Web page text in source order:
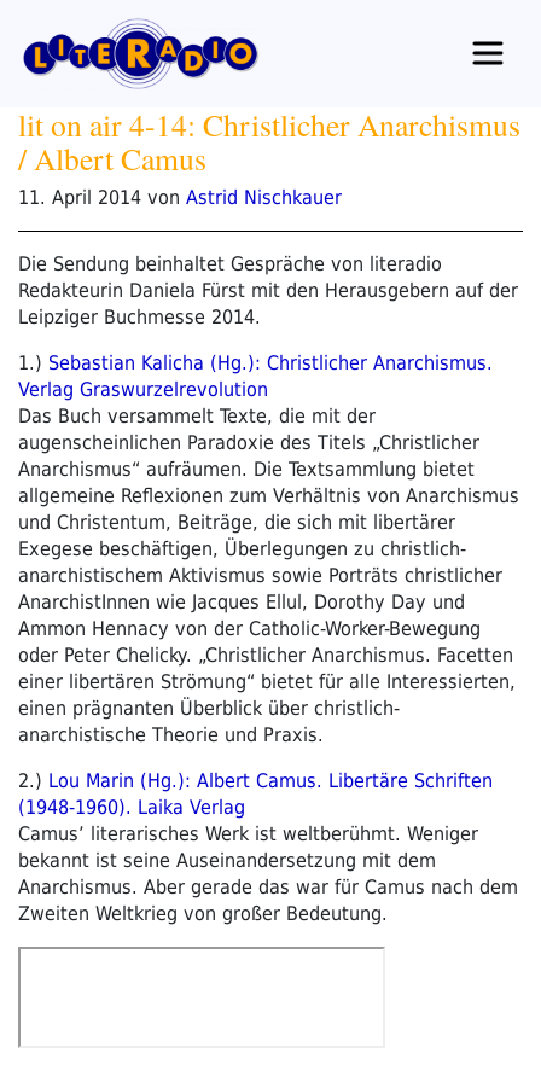
Inhalt
springen
lit on air 4-14: Christlicher Anarchismus
/ Albert Camus
11. April 2014Veröffentlicht
von Astrid Nischkauer
Die Sendung beinhaltet Gespräche von literadio
Redakteurin Daniela Fürst mit den Herausgebern auf der
Leipziger Buchmesse 2014.
1.) Sebastian Kalicha (Hg.): Christlicher Anarchismus.
Verlag Graswurzelrevolution
Das Buch versammelt Texte, die mit der
augenscheinlichen Paradoxie des Titels „Christlicher
Anarchismus“ aufräumen. Die Textsammlung bietet
allgemeine Reflexionen zum Verhältnis von Anarchismus
und Christentum, Beiträge, die sich mit libertärer
Exegese beschäftigen, Überlegungen zu christlich-
anarchistischem Aktivismus sowie Porträts christlicher
AnarchistInnen wie Jacques Ellul, Dorothy Day und
Ammon Hennacy von der Catholic-Worker-Bewegung
oder Peter Chelicky. „Christlicher Anarchismus. Facetten
einer libertären Strömung“ bietet für alle Interessierten,
einen prägnanten Überblick über christlich-
anarchistische Theorie und Praxis.
2.) Lou Marin (Hg.): Albert Camus. Libertäre Schriften
(1948-1960). Laika Verlag
Camus’ literarisches Werk ist weltberühmt. Weniger
bekannt ist seine Auseinandersetzung mit dem
Anarchismus. Aber gerade das war für Camus nach dem
Zweiten Weltkrieg von großer Bedeutung.